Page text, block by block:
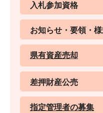
入札参加資格
お知らせ・要領・
県有資産売却
差押財産公売
指定管理者の募集